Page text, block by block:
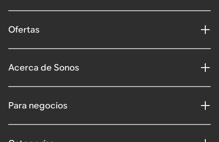
Ofertas
Acerca de Sonos
Para negocios